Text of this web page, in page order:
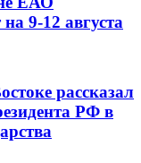
9-12 августа
рассказал
РФ в